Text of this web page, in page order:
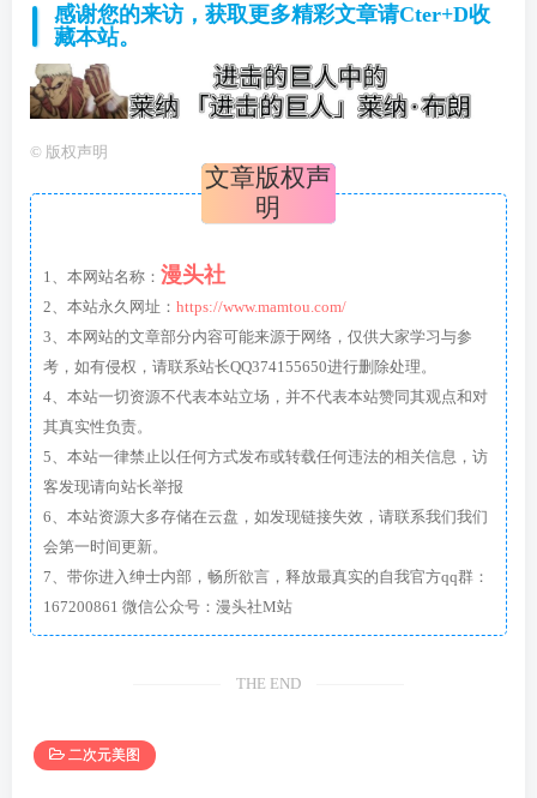
感谢您的来访，获取更多精彩文章请Cter+D收
藏本站。
© 版权声明
文章版权声
明
1、本网站名称： 漫头社
2、本站永久网址： https://www.mamtou.com/
3、本网站的文章部分内容可能来源于网络，仅供大家学习与参
考，如有侵权，请联系站长QQ374155650进行删除处理。
4、本站一切资源不代表本站立场，并不代表本站赞同其观点和对
其真实性负责。
5、本站一律禁止以任何方式发布或转载任何违法的相关信息，访
客发现请向站长举报
6、本站资源大多存储在云盘，如发现链接失效，请联系我们我们
会第一时间更新。
7、带你进入绅士内部，畅所欲言，释放最真实的自我官方qq群：
167200861 微信公众号：漫头社M站
THE END
二次元美图